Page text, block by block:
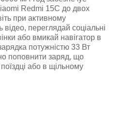
Redmi 15C до двох
при активному
відео, переглядай соціальні
або вмикай навігатор в
потужністю 33 Вт
поповнити заряд, що
або в щільному